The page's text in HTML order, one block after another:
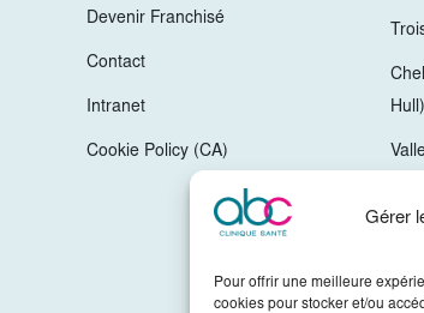
Gérer
Pour offrir une meilleure
cookies pour stocker et/ou
Devenir Franchisé
Contact
Intranet
Cookie Policy (CA)
Hull)